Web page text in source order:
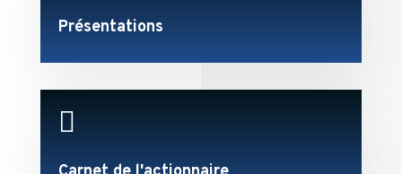
Présentations
